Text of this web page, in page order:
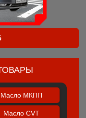
Масло МКПП
Масло CVT